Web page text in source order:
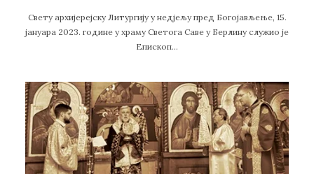
Свету архијерејску Литургију у недјељу пред Богојављење, 15.
јануара 2023. године у храму Светога Саве у Берлину служио је
Епископ…